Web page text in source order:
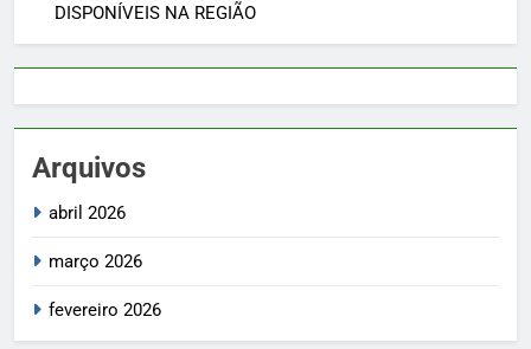
DISPONÍVEIS NA REGIÃO
Arquivos
abril 2026
março 2026
fevereiro 2026